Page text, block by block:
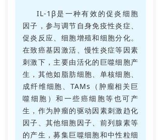
IL-1β是一种有效的促炎细胞
因子，参与调节自身免疫性炎症、
促炎反应、细胞增殖和细胞分化。
在致癌基因激活、慢性炎症等因素
刺激下，主要由活化的巨噬细胞产
生，其他如脂肪细胞、单核细胞、
成纤维细胞、TAMs（肿瘤相关巨
噬细胞）和一些癌细胞等也可产
生，作为肿瘤的驱动因素刺激趋化
因子、其他细胞因子、前列腺素等
的产生，募集巨噬细胞和中性粒细